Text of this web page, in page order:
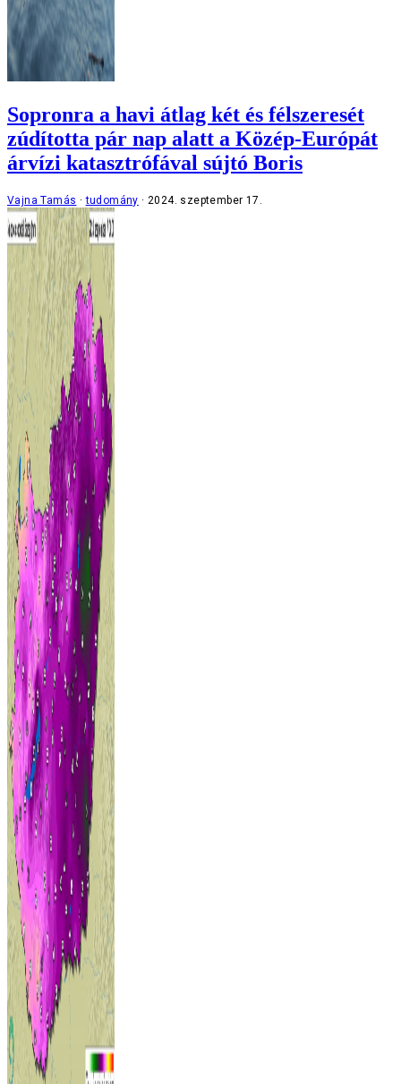
Sopronra a havi átlag két és félszeresét
zúdította pár nap alatt a Közép-Európát
árvízi katasztrófával sújtó Boris
Vajna Tamás tudomány 2024. szeptember 17.